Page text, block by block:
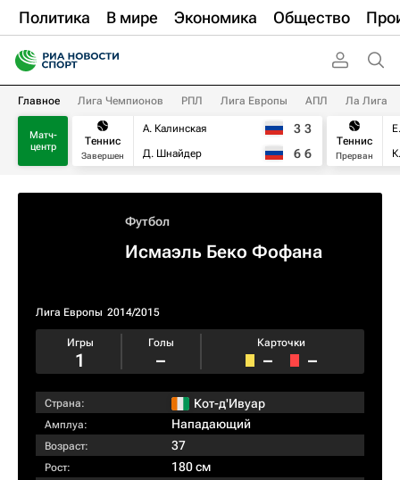
Политика В мире Экономика Общество
Главное Лига Чемпионов РПЛ Лига Европы АПЛ Ла Лига
Матч-
центр
Теннис
Завершен
А. Калинская
Д. Шнайдер
3 3
6 6
Теннис
Прерван
Футбол
Исмаэль Беко Фофана
Лига Европы 2014/2015
Игры
1
Голы
–
Карточки
– –
Страна: Кот-д'Ивуар
Амплуа: Нападающий
Возраст: 37
Рост: 180 см